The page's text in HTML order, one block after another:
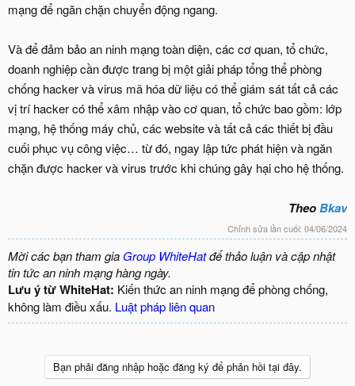
mạng để ngăn chặn chuyển động ngang.
Và để đảm bảo an ninh mạng toàn diện, các cơ quan, tổ chức,
doanh nghiệp cần được trang bị một giải pháp tổng thể phòng
chống hacker và virus mã hóa dữ liệu có thể giám sát tất cả các
vị trí hacker có thể xâm nhập vào cơ quan, tổ chức bao gồm: lớp
mạng, hệ thống máy chủ, các website và tất cả các thiết bị đầu
cuối phục vụ công việc… từ đó, ngay lập tức phát hiện và ngăn
chặn được hacker và virus trước khi chúng gây hại cho hệ thống.
TheoBkav
Chỉnh sửa lần cuối: 04/06/2024
Mời các bạn tham gia Group WhiteHatđể thảo luận và cập nhật
tin tức an ninh mạng hàng ngày.
Lưu ý từ WhiteHat: Kiến thức an ninh mạng để phòng chống,
không làm điều xấu. Luật pháp liên quan
Bạn phải đăng nhập hoặc đăng ký để phản hồi tại đây.